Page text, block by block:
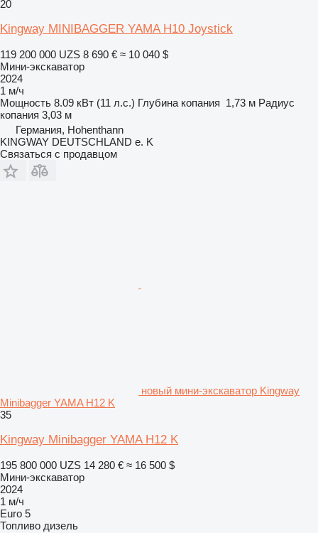
20
Kingway MINIBAGGER YAMA H10 Joystick
119 200 000 UZS 8 690 € ≈ 10 040 $
Мини-экскаватор
2024
1 м/ч
Мощность 8.09 кВт (11 л.с.) Глубина копания 1,73 м Радиус
копания 3,03 м
Германия, Hohenthann
KINGWAY DEUTSCHLAND e. K
Связаться с продавцом
новый мини-экскаватор Kingway
Minibagger YAMA H12 K
35
Kingway Minibagger YAMA H12 K
195 800 000 UZS 14 280 € ≈ 16 500 $
Мини-экскаватор
2024
1 м/ч
Euro 5
Топливо дизель